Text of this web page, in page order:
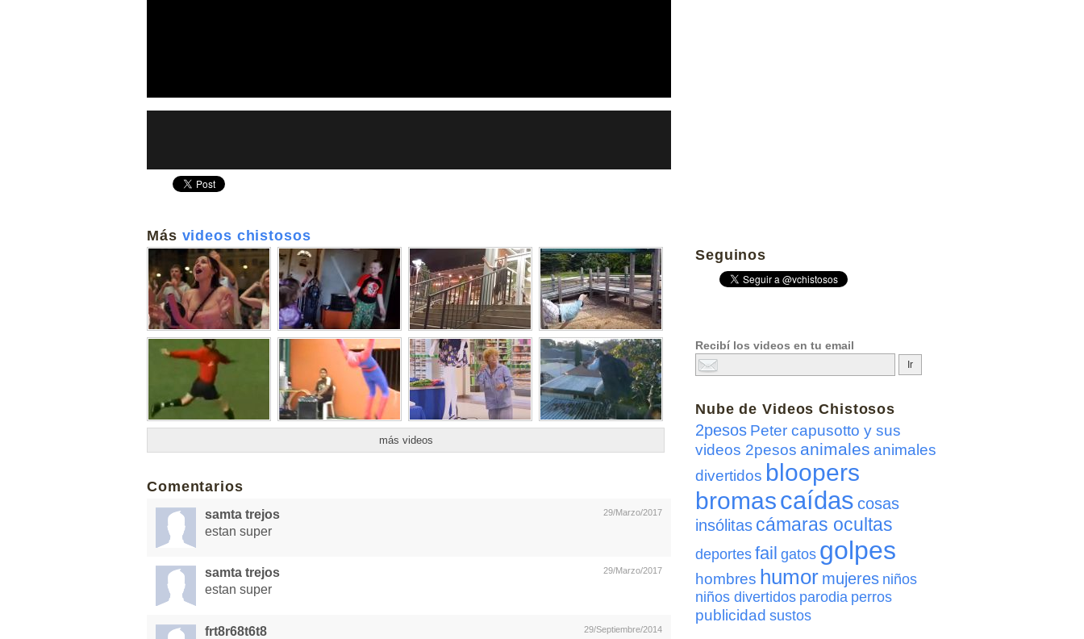
Más videos chistosos
más videos
Comentarios
29/Marzo/2017
samta trejos
estan super
29/Marzo/2017
samta trejos
estan super
29/Septiembre/2014
frt8r68t6t8
Seguinos
Recibí los videos en tu email
Nube deVideos Chistosos
2pesos Peter capusotto y sus
videos 2pesos animales animales
divertidos bloopers
bromascaídas cosas
insólitas cámaras ocultas
deportes fail gatos golpes
hombres humor mujeres niños
niños divertidos parodia perros
publicidad sustos